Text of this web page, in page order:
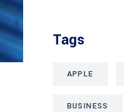
Tags
APPLE
BUSINESS